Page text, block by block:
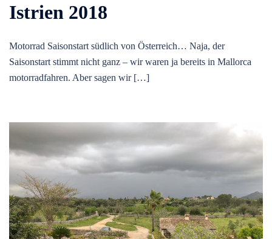
Istrien 2018
Motorrad Saisonstart südlich von Österreich… Naja, der
Saisonstart stimmt nicht ganz – wir waren ja bereits in Mallorca
motorradfahren. Aber sagen wir […]